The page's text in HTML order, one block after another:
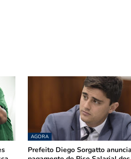
AGORA
Prefeito Diego Sorgatto anuncia